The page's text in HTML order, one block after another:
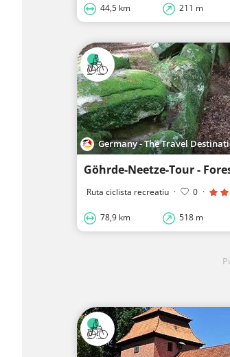
44,5 km 211 m
Germany - The Travel
Ruta ciclista recreatiu · 0 ·
78,9 km 518 m